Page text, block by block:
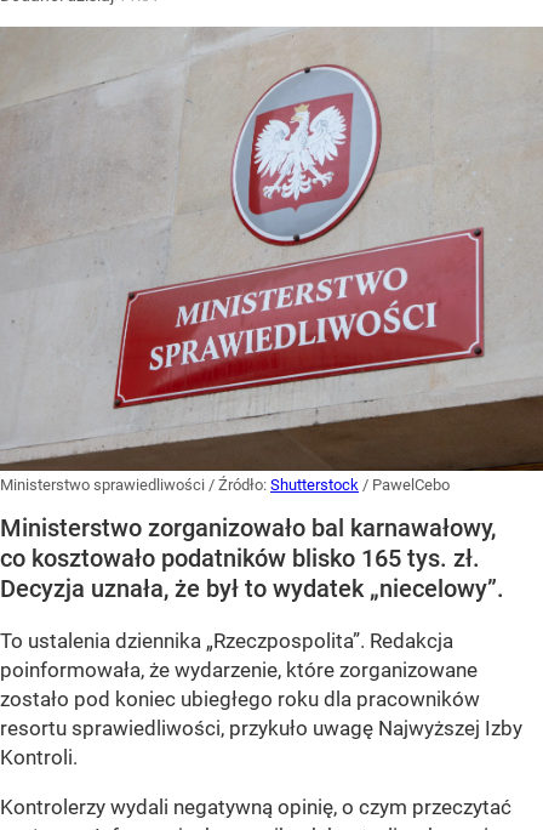
Ministerstwo sprawiedliwości / Źródło: Shutterstock / PawelCebo
Ministerstwo zorganizowało bal karnawałowy,
co kosztowało podatników blisko 165 tys. zł.
Decyzja uznała, że był to wydatek „niecelowy”.
To ustalenia dziennika „Rzeczpospolita”. Redakcja
poinformowała, że wydarzenie, które zorganizowane
zostało pod koniec ubiegłego roku dla pracowników
resortu sprawiedliwości, przykuło uwagę Najwyższej Izby
Kontroli.
Kontrolerzy wydali negatywną opinię, o czym przeczytać